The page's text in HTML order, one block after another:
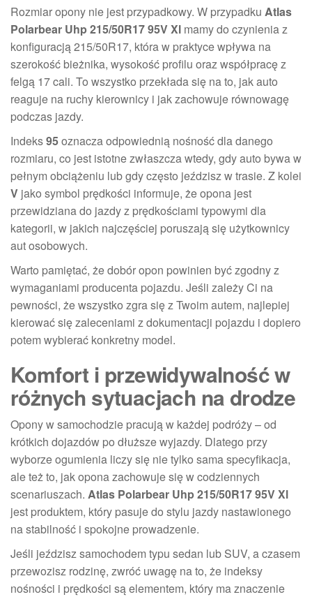
Rozmiar opony nie jest przypadkowy. W przypadku Atlas
Polarbear Uhp 215/50R17 95V Xl mamy do czynienia z
konfiguracją 215/50R17, która w praktyce wpływa na
szerokość bieżnika, wysokość profilu oraz współpracę z
felgą 17 cali. To wszystko przekłada się na to, jak auto
reaguje na ruchy kierownicy i jak zachowuje równowagę
podczas jazdy.
Indeks95oznacza odpowiednią nośność dla danego
rozmiaru, co jest istotne zwłaszcza wtedy, gdy auto bywa w
pełnym obciążeniu lub gdy często jeździsz w trasie. Z kolei
V jako symbol prędkości informuje, że opona jest
przewidziana do jazdy z prędkościami typowymi dla
kategorii, w jakich najczęściej poruszają się użytkownicy
aut osobowych.
Warto pamiętać, że dobór opon powinien być zgodny z
wymaganiami producenta pojazdu. Jeśli zależy Ci na
pewności, że wszystko zgra się z Twoim autem, najlepiej
kierować się zaleceniami z dokumentacji pojazdu i dopiero
potem wybierać konkretny model.
Komfort i przewidywalność w
różnych sytuacjach na drodze
Opony w samochodzie pracują w każdej podróży – od
krótkich dojazdów po dłuższe wyjazdy. Dlatego przy
wyborze ogumienia liczy się nie tylko sama specyfikacja,
ale też to, jak opona zachowuje się w codziennych
scenariuszach. Atlas Polarbear Uhp 215/50R17 95V Xl
jest produktem, który pasuje do stylu jazdy nastawionego
na stabilność i spokojne prowadzenie.
Jeśli jeździsz samochodem typu sedan lub SUV, a czasem
przewozisz rodzinę, zwróć uwagę na to, że indeksy
nośności i prędkości są elementem, który ma znaczenie